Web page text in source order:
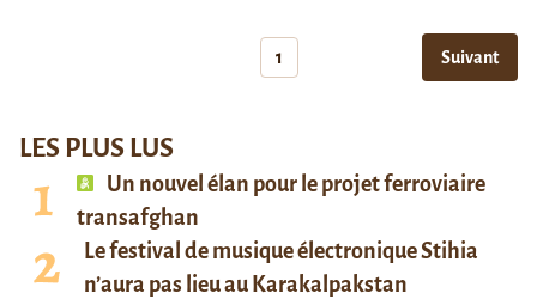
1 Suivant
LES PLUS LUS
Un nouvel élan pour le projet ferroviaire
transafghan
Le festival de musique électronique Stihia
n’aura pas lieu au Karakalpakstan